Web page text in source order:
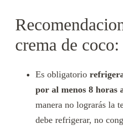
crema de coco:
Es obligatorio
por al menos 8 horas
manera no lograrás la
debe refrigerar, no